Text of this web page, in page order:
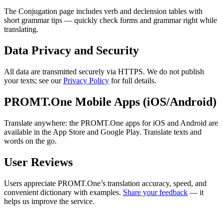
The Conjugation page includes verb and declension tables with
short grammar tips — quickly check forms and grammar right while
translating.
Data Privacy and Security
All data are transmitted securely via HTTPS. We do not publish
your texts; see ourPrivacy Policy for full details.
PROMT.One Mobile Apps (iOS/Android)
Translate anywhere: the PROMT.One apps for iOS and Android are
available in the App Store and Google Play. Translate texts and
words on the go.
User Reviews
Users appreciate PROMT.One’s translation accuracy, speed, and
convenient dictionary with examples. Share your feedback — it
helps us improve the service.